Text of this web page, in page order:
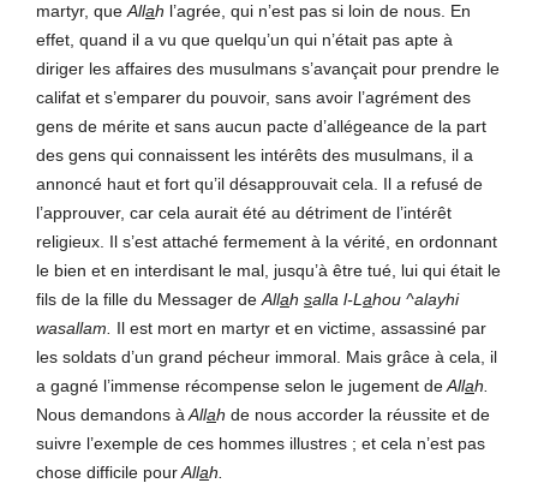
martyr, que Allah l’agrée, qui n’est pas si loin de nous. En
effet, quand il a vu que quelqu’un qui n’était pas apte à
diriger les affaires des musulmans s’avançait pour prendre le
califat et s’emparer du pouvoir, sans avoir l’agrément des
gens de mérite et sans aucun pacte d’allégeance de la part
des gens qui connaissent les intérêts des musulmans, il a
annoncé haut et fort qu’il désapprouvait cela. Il a refusé de
l’approuver, car cela aurait été au détriment de l’intérêt
religieux. Il s’est attaché fermement à la vérité, en ordonnant
le bien et en interdisant le mal, jusqu’à être tué, lui qui était le
fils de la fille du Messager de Allah salla l-L ahou ^alayhi
wasallam
Il est mort en martyr et en victime, assassiné par
les soldats d’un grand pécheur immoral. Mais grâce à cela, il
a gagné l’immense récompense selon le jugement deAllah.
Nous demandons à Allah de nous accorder la réussite et de
suivre l’exemple de ces hommes illustres ; et cela n’est pas
chose difficile pourAllah.